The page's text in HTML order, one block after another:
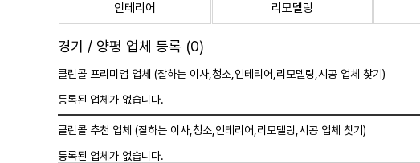
인테리어 리모델링
경기 / 양평 업체 등록 (0)
클린콜 프리미엄 업체 (잘하는 이사, 청소 ,인테리어,리모델링,시공 업체 찾기)
등록된 업체가 없습니다.
클린콜 추천 업체 (잘하는 이사, 청소 ,인테리어,리모델링,시공 업체 찾기)
등록된 업체가 없습니다.